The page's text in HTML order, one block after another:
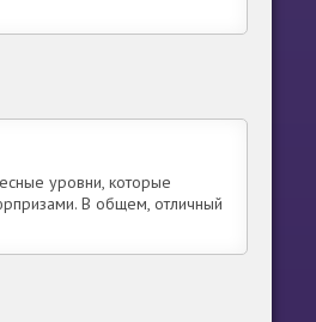
уровни, которые
В общем, отличный